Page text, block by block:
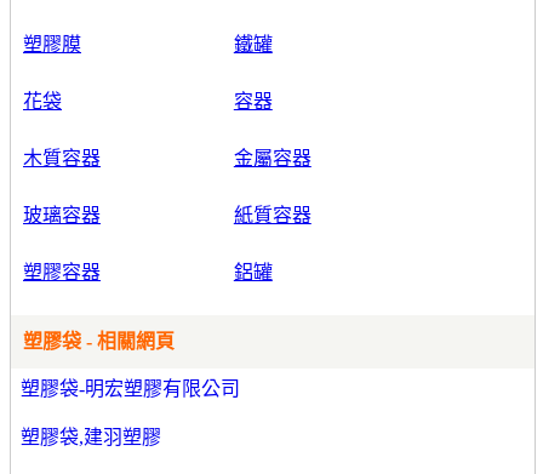
塑膠膜 鐵罐
花袋 容器
木質容器 金屬容器
玻璃容器 紙質容器
塑膠容器 鋁罐
塑膠袋 - 相關網頁
塑膠袋-明宏塑膠有限公司
塑膠袋,建羽塑膠